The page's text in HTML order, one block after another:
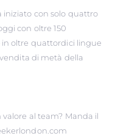
iniziato con solo quattro
con oltre 150
oltre quattordici lingue
di metà della
al team? Manda il